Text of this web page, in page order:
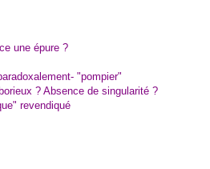
une épure ?
"pompier"
? Absence de singularité ?
revendiqué